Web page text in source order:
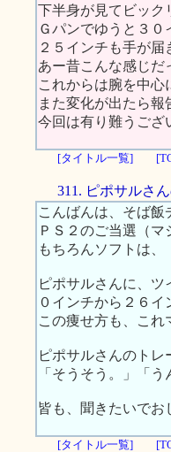
下半身が見てビック
Ｇパンでゆうと３
２５インチも手が
あー昔こんな感じだ
これからは腕を中心
また変化が出たら報
今回は有り難うござ
[タイトル一覧]
311. ピポサルさ
こんばんは、そば
ＰＳ２のご当選（マ
もちろんソフトは
ピポサルさんに、
０インチから２６
この痩せ方も、これ
ピポサルさんのト
「そうそう。」「う
皆も、聞きたいでお
[タイトル一覧]